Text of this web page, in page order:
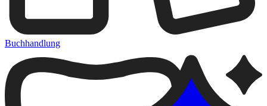
Buchhandlung